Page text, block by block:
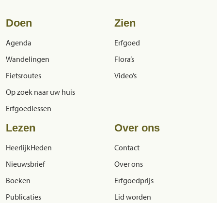
Doen
Agenda
Wandelingen
Fietsroutes
Op zoek naar uw huis
Erfgoedlessen
Zien
Erfgoed
Flora’s
Video’s
Lezen
HeerlijkHeden
Nieuwsbrief
Boeken
Publicaties
Over ons
Contact
Over ons
Erfgoedprijs
Lid worden